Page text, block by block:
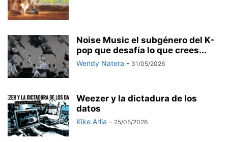
Noise Music el subgénero del K-
pop que desafía lo que crees...
Wendy Natera - 31/05/2026
Weezer y la dictadura de los
datos
Kike Arlia - 25/05/2026